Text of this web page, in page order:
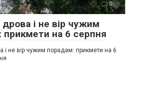
0
і не вір чужим
прикмети на 6 серпня
і не вір чужим порадам: прикмети на 6